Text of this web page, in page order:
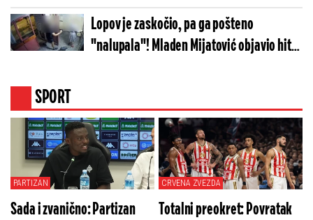
osumnjičene
Lopov je zaskočio, pa ga pošteno
"nalupala"! Mladen Mijatović objavio hit
SPORT
PARTIZAN
Sada i zvanično: Partizan
CRVENA ZVEZDA
Totalni preokret: Povratak